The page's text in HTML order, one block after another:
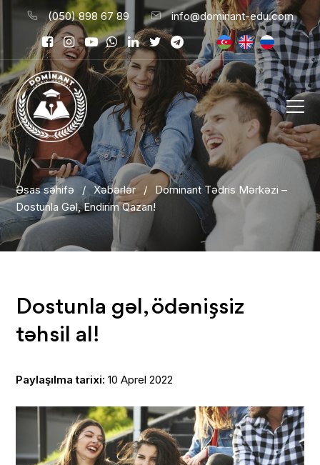
(050) 898 67 89 info@dominant-edu.com
Əsas səhifə / Xəbərlər /
Dominant Tədris Mərkəzi –
Dostunla Gəl, Endirim Qazan!
Dostunla gəl, ödənişsiz
təhsil al!
Paylaşılma tarixi:10 Aprel 2022